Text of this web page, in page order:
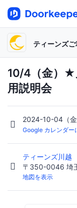
ティーンズ
10/4（金）
用説明会
2024-10-04（
Google カレンダー
ティーンズ川越
〒350-0046 埼
地図を表示